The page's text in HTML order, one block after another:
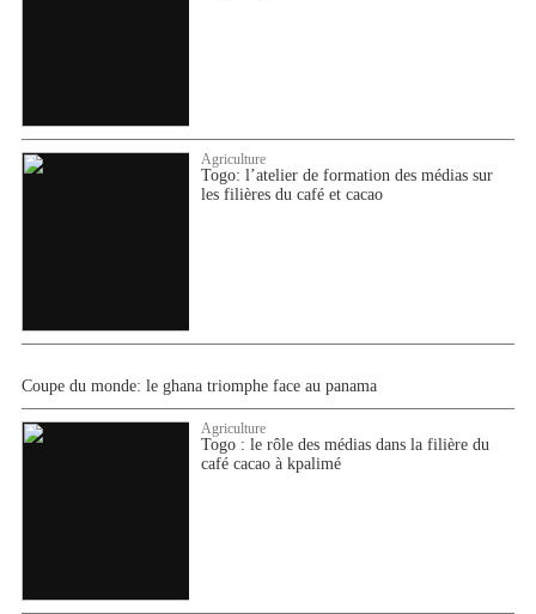
Agriculture
Togo: l’atelier de formation des médias sur
les filières du café et cacao
Coupe du monde: le ghana triomphe face au panama
Agriculture
Togo : le rôle des médias dans la filière du
café cacao à kpalimé